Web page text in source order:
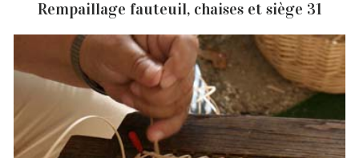
Rempaillage fauteuil, chaises et siège 31